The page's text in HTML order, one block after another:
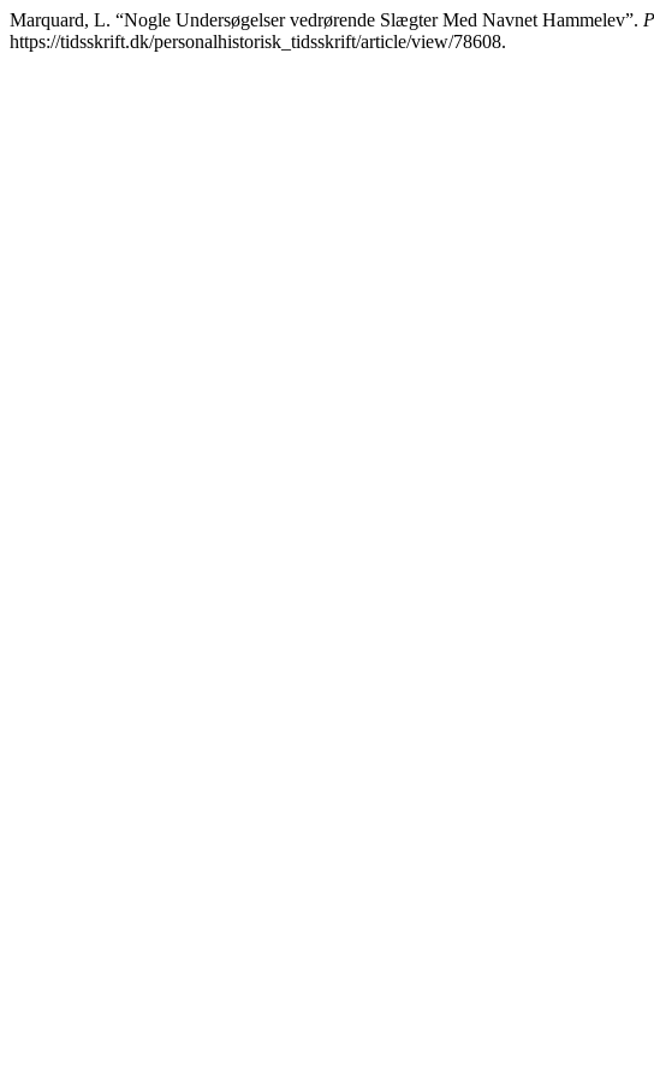
Marquard, L. “Nogle Undersøgelser vedrørende Slægter Med Navnet Hammelev”.
https://tidsskrift.dk/personalhistorisk_tidsskrift/article/view/78608.